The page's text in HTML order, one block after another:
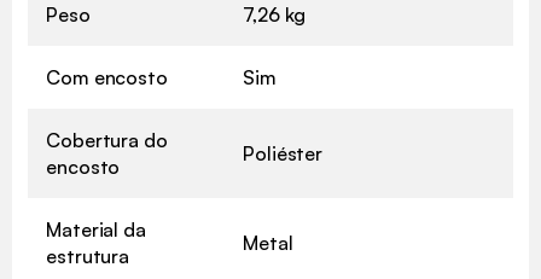
Peso 7,26 kg
Com encosto Sim
Cobertura do
encosto
Poliéster
Material da
estrutura
Metal